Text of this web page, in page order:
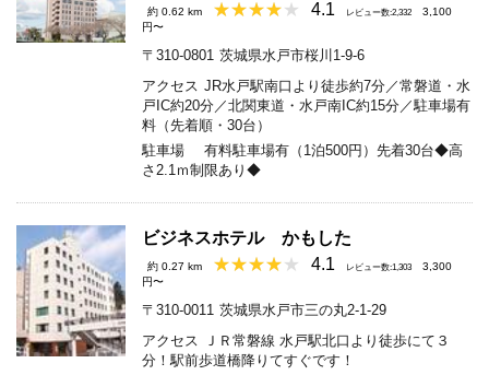
約 0.62 km 4.1 レビュー数:2,332
3,100
円〜
〒310-0801 茨城県水戸市桜川1-9-6
アクセス JR水戸駅南口より徒歩約7分／常磐道・水
戸IC約20分／北関東道・水戸南IC約15分／駐車場有
料（先着順・30台）
駐車場
有料駐車場有（1泊500円）先着30台◆高
さ2.1ｍ制限あり◆
ビジネスホテル かもした
約 0.27 km 4.1 レビュー数:1,303
3,300
円〜
〒310-0011 茨城県水戸市三の丸2-1-29
アクセス
ＪＲ常磐線 水戸駅北口より徒歩にて３
分！駅前歩道橋降りてすぐです！